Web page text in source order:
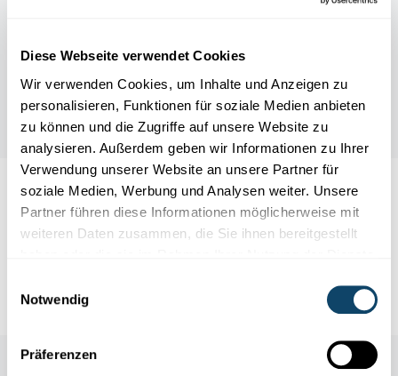
Diese Webseite verwendet Cookies
Wir verwenden Cookies, um Inhalte und Anzeigen zu
personalisieren, Funktionen für soziale Medien anbieten
zu können und die Zugriffe auf unsere Website zu
analysieren. Außerdem geben wir Informationen zu Ihrer
Verwendung unserer Website an unsere Partner für
soziale Medien, Werbung und Analysen weiter. Unsere
Partner führen diese Informationen möglicherweise mit
weiteren Daten zusammen, die Sie ihnen bereitgestellt
Notwendig
Präferenzen
Auch interessant